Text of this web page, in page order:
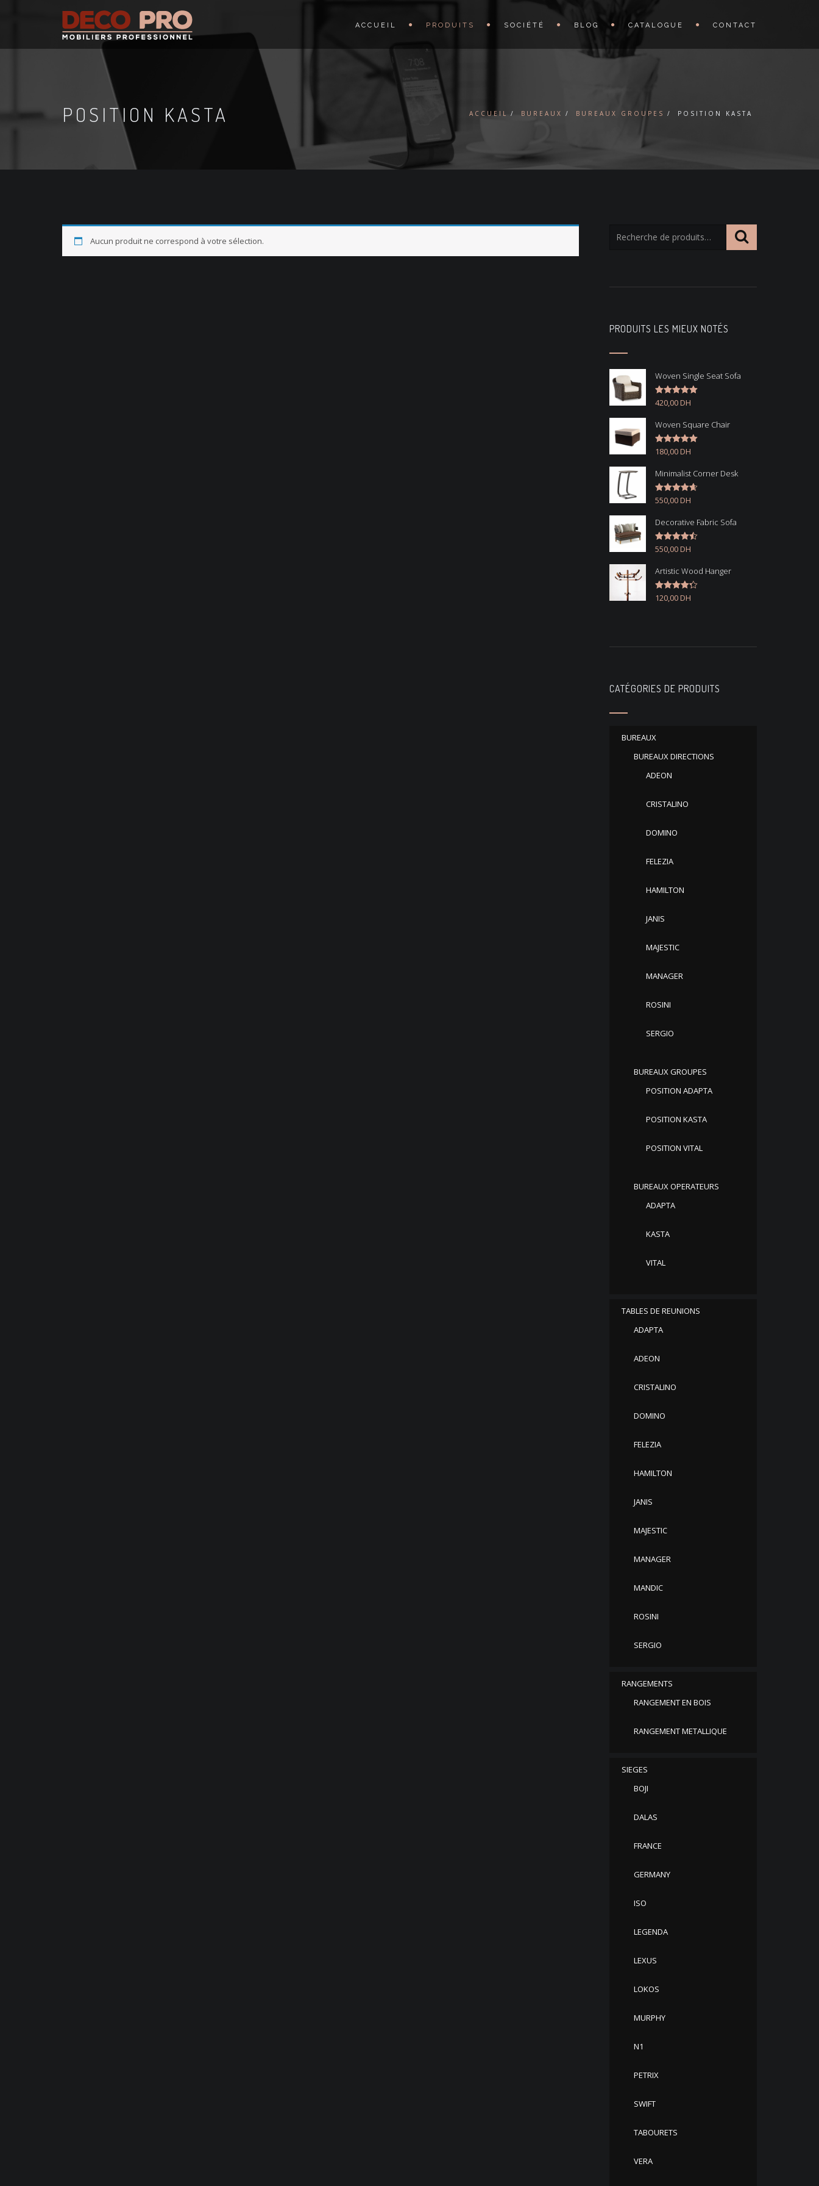
ACCUEIL PRODUITS SOCIÉTÉ BLOG CATALOGUE CONTACT
POSITION KASTA ACCUEIL BUREAUX BUREAUX GROUPES POSITION KASTA
Aucun produit ne correspond à votre sélection.
PRODUITS LES MIEUX NOTÉS
Woven Single Seat Sofa
Note5.00
sur 5
420,00DH
Woven Square Chair
Note5.00
sur 5
180,00DH
Minimalist Corner Desk
Note4.67
sur 5
550,00DH
Decorative Fabric Sofa
Note4.50
sur 5
550,00DH
Artistic Wood Hanger
Note4.33
sur 5
120,00DH
CATÉGORIES DE PRODUITS
BUREAUX
BUREAUX DIRECTIONS
ADEON
CRISTALINO
DOMINO
FELEZIA
HAMILTON
JANIS
MAJESTIC
MANAGER
ROSINI
SERGIO
BUREAUX GROUPES
POSITION ADAPTA
POSITION KASTA
POSITION VITAL
BUREAUX OPERATEURS
ADAPTA
KASTA
VITAL
TABLES DE REUNIONS
ADAPTA
ADEON
CRISTALINO
DOMINO
FELEZIA
HAMILTON
JANIS
MAJESTIC
MANAGER
MANDIC
ROSINI
SERGIO
RANGEMENTS
RANGEMENT EN BOIS
RANGEMENT METALLIQUE
SIEGES
BOJI
DALAS
FRANCE
GERMANY
ISO
LEGENDA
LEXUS
LOKOS
MURPHY
N1
PETRIX
SWIFT
TABOURETS
VERA